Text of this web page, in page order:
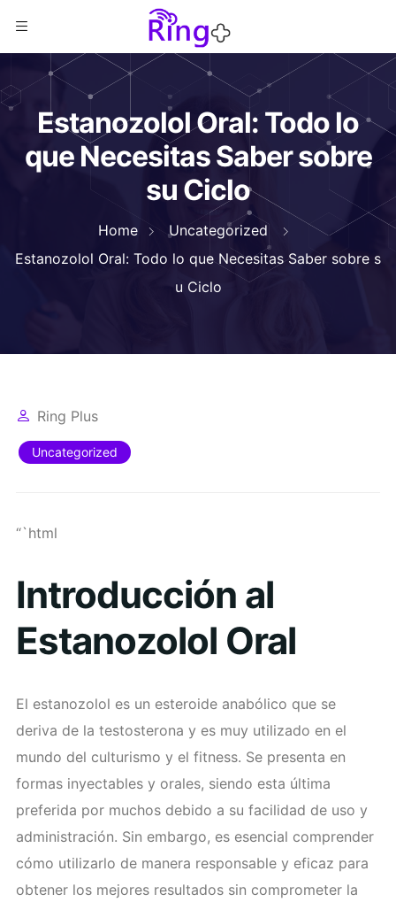
Estanozolol Oral: Todo lo
que Necesitas Saber sobre
su Ciclo
Home
Uncategorized
Estanozolol Oral: Todo lo que Necesitas Saber sobre s
u Ciclo
Ring Plus
Uncategorized
“`html
Introducción al
Estanozolol Oral
El estanozolol es un esteroide anabólico que se
deriva de la testosterona y es muy utilizado en el
mundo del culturismo y el fitness. Se presenta en
formas inyectables y orales, siendo esta última
preferida por muchos debido a su facilidad de uso y
administración. Sin embargo, es esencial comprender
cómo utilizarlo de manera responsable y eficaz para
obtener los mejores resultados sin comprometer la